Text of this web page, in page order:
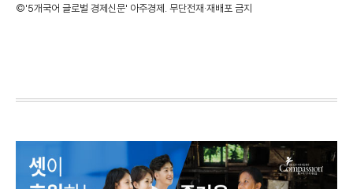
©'5개국어 글로벌 경제신문' 아주경제. 무단전재·재배포 금지